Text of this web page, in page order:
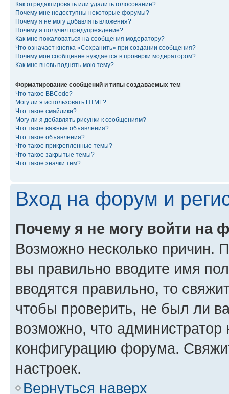
Как отредактировать или удалить голосование?
Почему мне недоступны некоторые форумы?
Почему я не могу добавлять вложения?
Почему я получил предупреждение?
Как мне пожаловаться на сообщения модератору?
Что означает кнопка «Сохранить» при создании сообщения?
Почему мое сообщение нуждается в проверки модератором?
Как мне вновь поднять мою тему?
Форматирование сообщений и типы создаваемых тем
Что такое BBCode?
Могу ли я использовать HTML?
Что такое смайлики?
Могу ли я добавлять рисунки к сообщениям?
Что такое важные объявления?
Что такое объявления?
Что такое прикрепленные темы?
Что такое закрытые темы?
Что такое значки тем?
Вход на форум и
Почему я не могу войти на
Возможно несколько причин.
вы правильно вводите имя
вводятся правильно, то
чтобы проверить, не был ли
возможно, что администратор
конфигурацию форума.
настроек.
Вернуться наверх